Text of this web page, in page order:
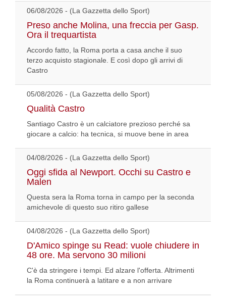
06/08/2026 - (La Gazzetta dello Sport)
Preso anche Molina, una freccia per Gasp.
Ora il trequartista
Accordo fatto, la Roma porta a casa anche il suo
terzo acquisto stagionale. E così dopo gli arrivi di
Castro
05/08/2026 - (La Gazzetta dello Sport)
Qualità Castro
Santiago Castro è un calciatore prezioso perché sa
giocare a calcio: ha tecnica, si muove bene in area
04/08/2026 - (La Gazzetta dello Sport)
Oggi sfida al Newport. Occhi su Castro e
Malen
Questa sera la Roma torna in campo per la seconda
amichevole di questo suo ritiro gallese
04/08/2026 - (La Gazzetta dello Sport)
D'Amico spinge su Read: vuole chiudere in
48 ore. Ma servono 30 milioni
C'è da stringere i tempi. Ed alzare l'offerta. Altrimenti
la Roma continuerà a latitare e a non arrivare